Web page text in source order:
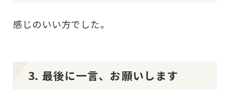
感じのいい方でした。
3. 最後に一言、お願いします